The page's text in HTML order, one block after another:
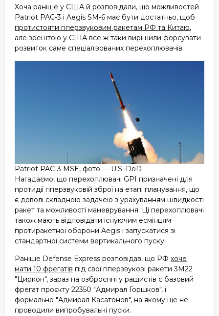
Хоча раніше у США й розповідали, що можливостей
Patriot PAC-3 і Aegis SM-6 має бути достатньо, щоб
протистояти гіперзвуковим ракетам РФ та Китаю,
але зрештою у США все ж таки вирішили форсувати
розвиток саме спеціалізованих перехоплювачів.
Patriot PAC-3 MSE, фото — U.S. DoD
Нагадаємо, що перехоплювачі GPI призначені для
протидії гіперзвуковій зброї на етапі планування, що
є доволі складною задачею з урахуванням швидкості
ракет та можливості маневрування. Ці перехоплювачі
також мають відповідати існуючим есмінцям
протиракетної оборони Aegis і запускатися зі
стандартної системи вертикального пуску.
Раніше Defense Express розповідав, що РФ хоче
мати 10 фрегатів під свої гіперзвукові ракети 3М22
"Циркон", зараз на озброєнні у рашистів є базовий
фрегат проєкту 22350 "Адмирал Горшков", і
формально "Адмирал Касатонов", на якому ще не
проводили випробувальні пуски.